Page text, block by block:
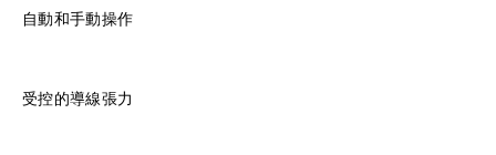
自動和手動操作
受控的導線張力